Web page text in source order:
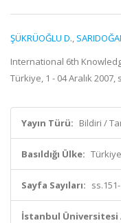
ŞÜKRÜOĞLU D.,
International 6th
Türkiye, 1 - 04 Aralık
Yayın Türü: Bildiri /
Basıldığı Ülke: Türkiye
Sayfa Sayıları:
İstanbul Üniversitesi